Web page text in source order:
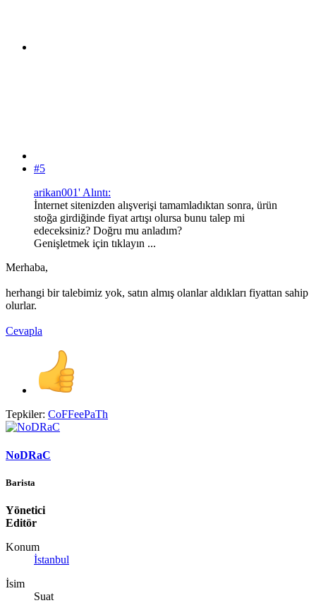
#5
arikan001' Alıntı:
İnternet sitenizden alışverişi tamamladıktan sonra, ürün
stoğa girdiğinde fiyat artışı olursa bunu talep mi
edeceksiniz? Doğru mu anladım?
Genişletmek için tıklayın ...
Merhaba,
herhangi bir talebimiz yok, satın almış olanlar aldıkları fiyattan sahip
olurlar.
Cevapla
Tepkiler: CoFFeePaTh
NoDRaC
Barista
Yönetici
Editör
Konum
İstanbul
İsim
Suat